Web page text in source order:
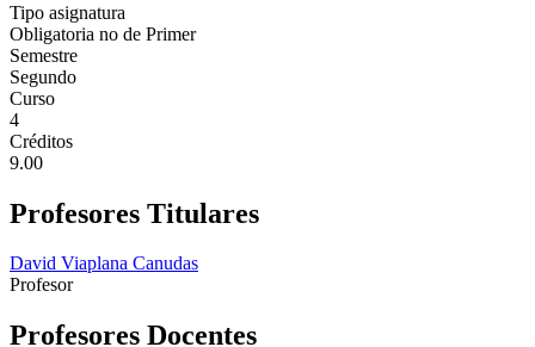
Tipo asignatura
Obligatoria no de Primer
Semestre
Segundo
Curso
4
Créditos
9.00
Profesores Titulares
David Viaplana Canudas
Profesor
Profesores Docentes